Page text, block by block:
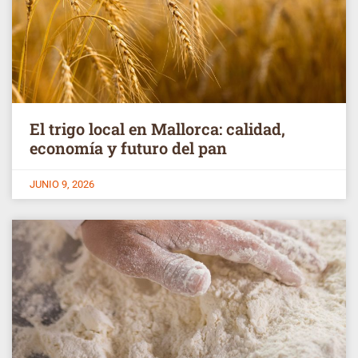
El trigo local en Mallorca: calidad,
economía y futuro del pan
JUNIO 9, 2026